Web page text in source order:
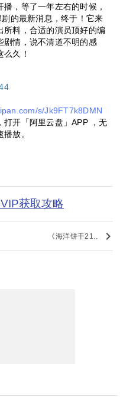
，等了一年左右的时候，
的最新消息，终于！它来
所料，合适的演员顶好的编
剧情，说不清道不明的感
久！
s/Jk9FT7k8DMN
打开「阿里云盘」APP ，无
放。
获取攻略
《海洋饼干21.. keyboard_arrow_right